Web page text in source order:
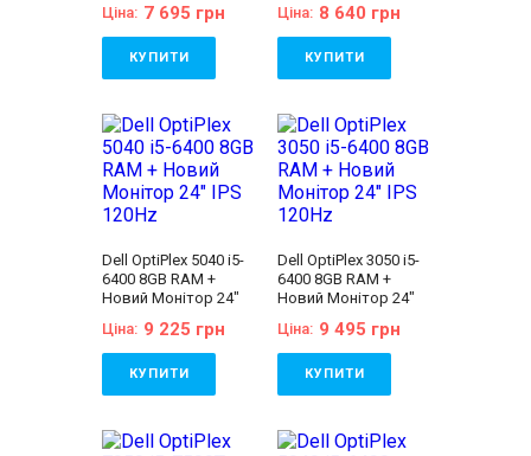
Ціна: 7 695 грн
КУПИТИ
Кількість ядер
процесора: 4
Тип матриці:
Діагональ: 24 дюйма
Роздільна здатність
екрану: 1920x1080
Оперативна пам'ять:
4 GB (DDR4)
Відеокарта: Intel® HD
Graphics 530
Процесор: Intel®
Core™ i5-6400
Processor 6M Cache,
up to 3.30 GHz
Intel Core i5 - 6gen
Форм-фактор: SFF
Ціна: 8 640 грн
КУПИТИ
Кількість ядер
процесора: 4
Тип матриці:
Діагональ: 24 дюйма
Роздільна здатність
екрану: 1920x1080
Оперативна пам'ять:
8 GB (DDR4)
Відеокарта: Intel® HD
Graphics 530
Процесор: Intel®
Core™ i5-6400
Processor 6M Cache,
up to 3.30 GHz
Intel Core i5 - 6gen
Форм-фактор: SFF
Dell OptiPlex 5040 i5-
6400 8GB RAM +
Новий Монітор 24"
Ціна: 9 225 грн
КУПИТИ
Кількість ядер
Dell OptiPlex 3050 i5-
6400 8GB RAM +
Новий Монітор 24"
Ціна: 9 495 грн
КУПИТИ
Кількість ядер